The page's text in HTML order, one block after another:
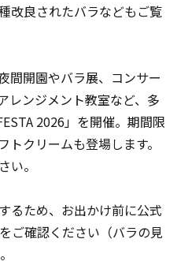
改良されたバラなどもご覧
間開園やバラ展、コンサー
レンジメント教室など、多
2026」を開催。期間限
クリームも登場します。
い。
ため、 お出かけ前に公式
ご確認ください（バラの見